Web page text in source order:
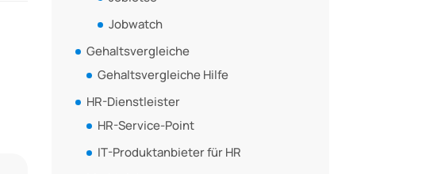
Jobwatch
Gehaltsvergleiche
Gehaltsvergleiche Hilfe
HR-Dienstleister
HR-Service-Point
IT-Produktanbieter für HR